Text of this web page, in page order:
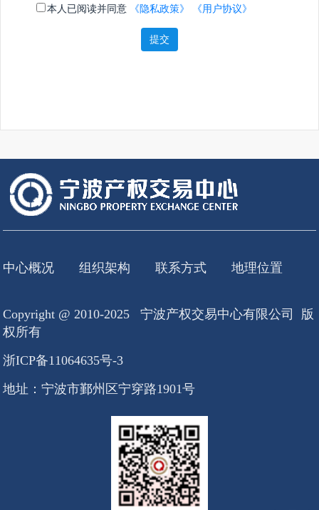
本人已阅读并同意 《隐私政策》 《用户协议》
提交
中心概况 组织架构 联系方式 地理位置
Copyright @ 2010-2025 宁波产权交易中心有限公司 版
权所有
浙ICP备11064635号-3
地址：宁波市鄞州区宁穿路1901号